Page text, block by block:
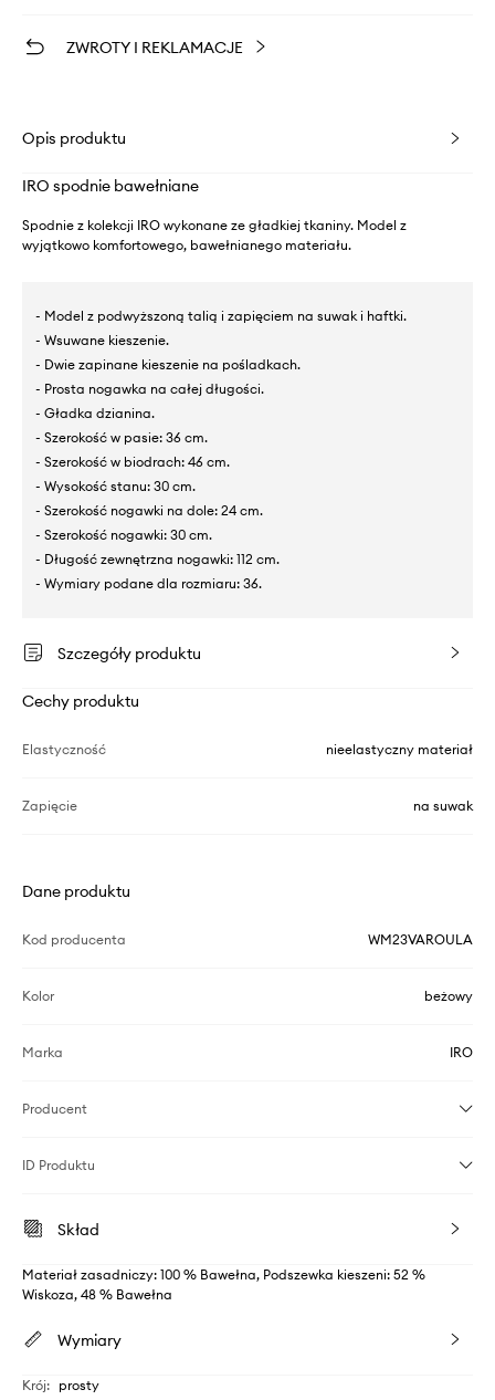
ZWROTY I REKLAMACJE
Opis produktu
IRO spodnie bawełniane
Spodnie z kolekcji IRO wykonane ze gładkiej tkaniny. Model z
wyjątkowo komfortowego, bawełnianego materiału.
- Model z podwyższoną talią i zapięciem na suwak i haftki.
- Wsuwane kieszenie.
- Dwie zapinane kieszenie na pośladkach.
- Prosta nogawka na całej długości.
- Gładka dzianina.
- Szerokość w pasie: 36 cm.
- Szerokość w biodrach: 46 cm.
- Wysokość stanu: 30 cm.
- Szerokość nogawki na dole: 24 cm.
- Szerokość nogawki: 30 cm.
- Długość zewnętrzna nogawki: 112 cm.
- Wymiary podane dla rozmiaru: 36.
Szczegóły produktu
Cechy produktu
Elastyczność nieelastyczny materiał
Zapięcie na suwak
Dane produktu
Kod producenta WM23VAROULA
Kolor beżowy
Marka IRO
Producent
ID Produktu
Skład
Materiał zasadniczy: 100 % Bawełna, Podszewka kieszeni: 52 %
Wiskoza, 48 % Bawełna
Wymiary
Krój: prosty